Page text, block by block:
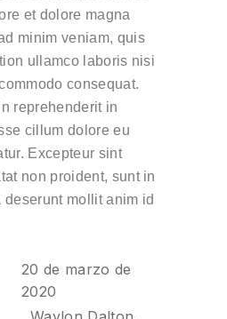
et dolore magna
minim veniam, quis
ullamco laboris nisi
consequat.
reprehenderit in
cillum dolore eu
Excepteur sint
non proident, sunt in
mollit anim id
20 de marzo de
2020